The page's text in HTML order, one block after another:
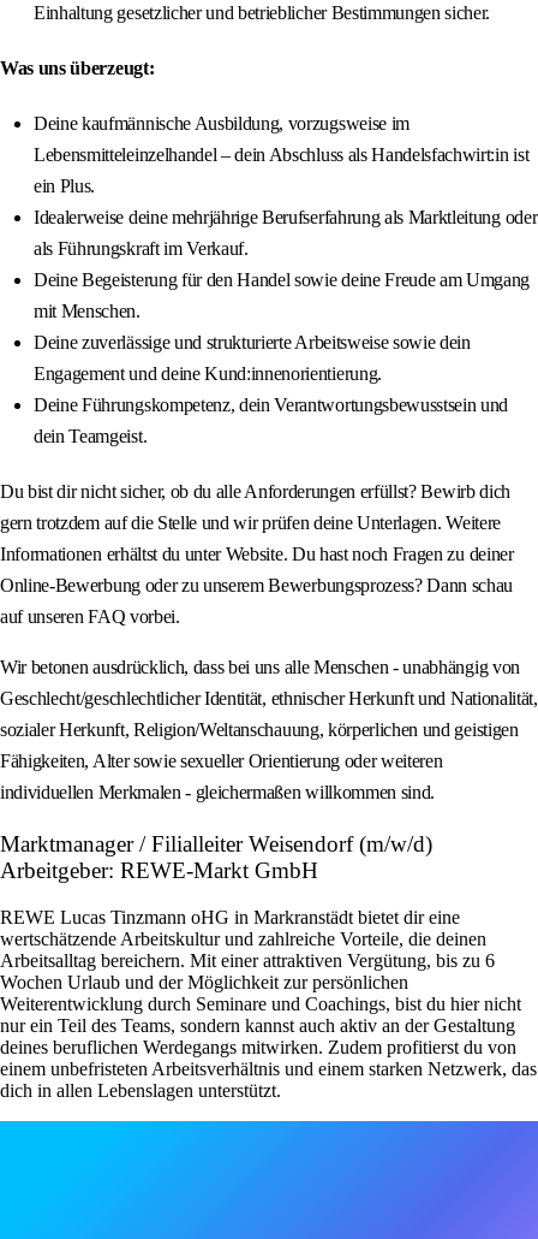
Einhaltung gesetzlicher und betrieblicher Bestimmungen sicher.
Was uns überzeugt:
Deine kaufmännische Ausbildung, vorzugsweise im
Lebensmitteleinzelhandel – dein Abschluss als Handelsfachwirt:in ist
ein Plus.
Idealerweise deine mehrjährige Berufserfahrung als Marktleitung oder
als Führungskraft im Verkauf.
Deine Begeisterung für den Handel sowie deine Freude am Umgang
mit Menschen.
Deine zuverlässige und strukturierte Arbeitsweise sowie dein
Engagement und deine Kund:innenorientierung.
Deine Führungskompetenz, dein Verantwortungsbewusstsein und
dein Teamgeist.
Du bist dir nicht sicher, ob du alle Anforderungen erfüllst? Bewirb dich
gern trotzdem auf die Stelle und wir prüfen deine Unterlagen. Weitere
Informationen erhältst du unter Website. Du hast noch Fragen zu deiner
Online-Bewerbung oder zu unserem Bewerbungsprozess? Dann schau
auf unseren FAQ vorbei.
Wir betonen ausdrücklich, dass bei uns alle Menschen - unabhängig von
Geschlecht/geschlechtlicher Identität, ethnischer Herkunft und Nationalität,
sozialer Herkunft, Religion/Weltanschauung, körperlichen und geistigen
Fähigkeiten, Alter sowie sexueller Orientierung oder weiteren
individuellen Merkmalen - gleichermaßen willkommen sind.
Marktmanager / Filialleiter Weisendorf (m/w/d)
Arbeitgeber: REWE-Markt GmbH
REWE Lucas Tinzmann oHG in Markranstädt bietet dir eine
wertschätzende Arbeitskultur und zahlreiche Vorteile, die deinen
Arbeitsalltag bereichern. Mit einer attraktiven Vergütung, bis zu 6
Wochen Urlaub und der Möglichkeit zur persönlichen
Weiterentwicklung durch Seminare und Coachings, bist du hier nicht
nur ein Teil des Teams, sondern kannst auch aktiv an der Gestaltung
deines beruflichen Werdegangs mitwirken. Zudem profitierst du von
einem unbefristeten Arbeitsverhältnis und einem starken Netzwerk, das
dich in allen Lebenslagen unterstützt.